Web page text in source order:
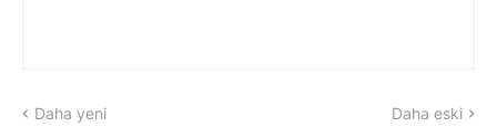
Daha yeni Daha eski